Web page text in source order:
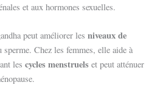
et aux hormones sexuelles.
peut améliorer lesniveaux de
sperme. Chez les femmes, elle aide à
lescycles menstruels et peut atténuer